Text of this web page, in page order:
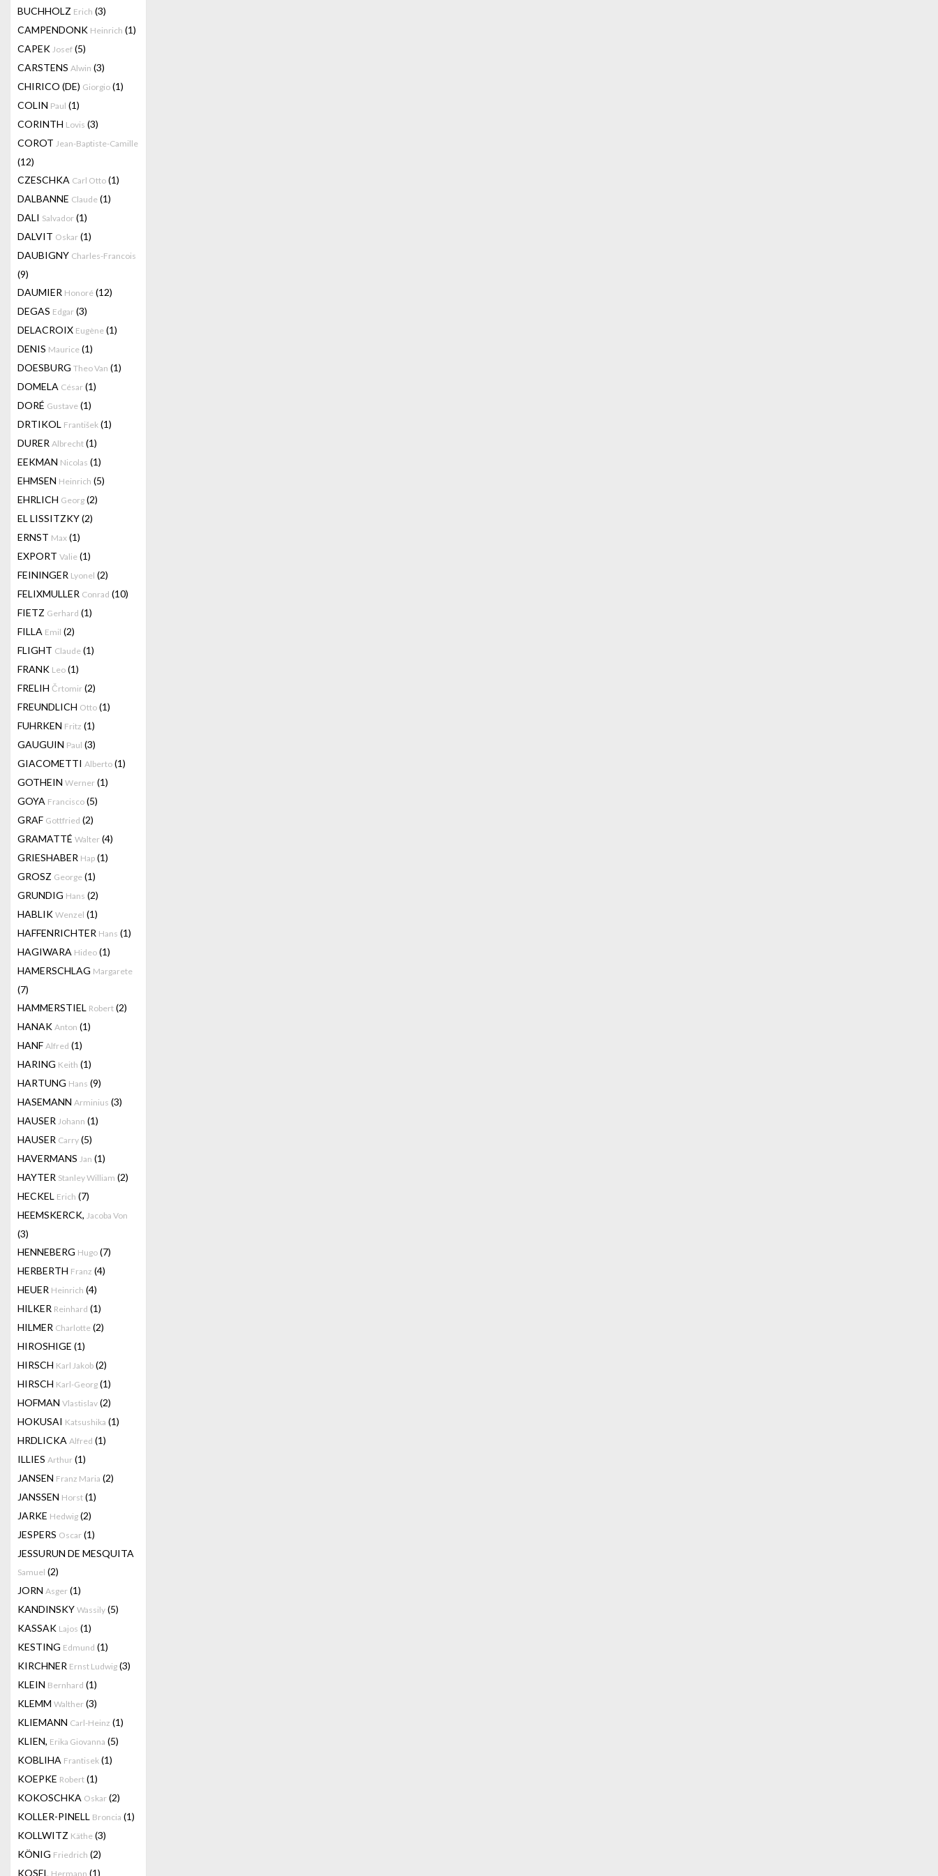
BUCHHOLZ Erich (3)
CAMPENDONK Heinrich (1)
CAPEK Josef (5)
CARSTENS Alwin (3)
CHIRICO (DE) Giorgio (1)
COLIN Paul (1)
CORINTH Lovis (3)
COROT Jean-Baptiste-Camille
(12)
CZESCHKA Carl Otto (1)
DALBANNE Claude (1)
DALI Salvador (1)
DALVIT Oskar (1)
DAUBIGNY Charles-Francois
(9)
DAUMIER Honoré (12)
DEGAS Edgar (3)
DELACROIX Eugène (1)
DENIS Maurice (1)
DOESBURG Theo Van (1)
DOMELA César (1)
DORÉ Gustave (1)
DRTIKOL František (1)
DURER Albrecht (1)
EEKMAN Nicolas (1)
EHMSEN Heinrich (5)
EHRLICH Georg (2)
EL LISSITZKY(2)
ERNST Max (1)
EXPORT Valie (1)
FEININGER Lyonel (2)
FELIXMULLER Conrad (10)
FIETZ Gerhard (1)
FILLA Emil (2)
FLIGHT Claude (1)
FRANK Leo (1)
FRELIH Črtomir (2)
FREUNDLICH Otto (1)
FUHRKEN Fritz (1)
GAUGUIN Paul (3)
GIACOMETTI Alberto (1)
GOTHEIN Werner (1)
GOYA Francisco (5)
GRAF Gottfried (2)
GRAMATTÉ Walter (4)
GRIESHABER Hap (1)
GROSZ George (1)
GRUNDIG Hans (2)
HABLIK Wenzel (1)
HAFFENRICHTER Hans (1)
HAGIWARA Hideo (1)
HAMERSCHLAG Margarete
(7)
HAMMERSTIEL Robert (2)
HANAK Anton (1)
HANF Alfred (1)
HARING Keith (1)
HARTUNG Hans (9)
HASEMANN Arminius (3)
HAUSER Johann (1)
HAUSER Carry (5)
HAVERMANS Jan (1)
HAYTER Stanley William (2)
HECKEL Erich (7)
HEEMSKERCK, Jacoba Von
(3)
HENNEBERG Hugo (7)
HERBERTH Franz (4)
HEUER Heinrich (4)
HILKER Reinhard (1)
HILMER Charlotte (2)
HIROSHIGE (1)
HIRSCH Karl Jakob (2)
HIRSCH Karl-Georg (1)
HOFMAN Vlastislav (2)
HOKUSAI Katsushika (1)
HRDLICKA Alfred (1)
ILLIES Arthur (1)
JANSEN Franz Maria (2)
JANSSEN Horst (1)
JARKE Hedwig (2)
JESPERS Oscar (1)
JESSURUN DE MESQUITA
Samuel (2)
JORN Asger (1)
KANDINSKY Wassily (5)
KASSAK Lajos (1)
KESTING Edmund (1)
KIRCHNER Ernst Ludwig (3)
KLEIN Bernhard (1)
KLEMM Walther (3)
KLIEMANN Carl-Heinz (1)
KLIEN, Erika Giovanna (5)
KOBLIHA Frantisek (1)
KOEPKE Robert (1)
KOKOSCHKA Oskar (2)
KOLLER-PINELL Broncia (1)
KOLLWITZ Käthe (3)
KÖNIG Friedrich (2)
KOSEL Hermann (1)